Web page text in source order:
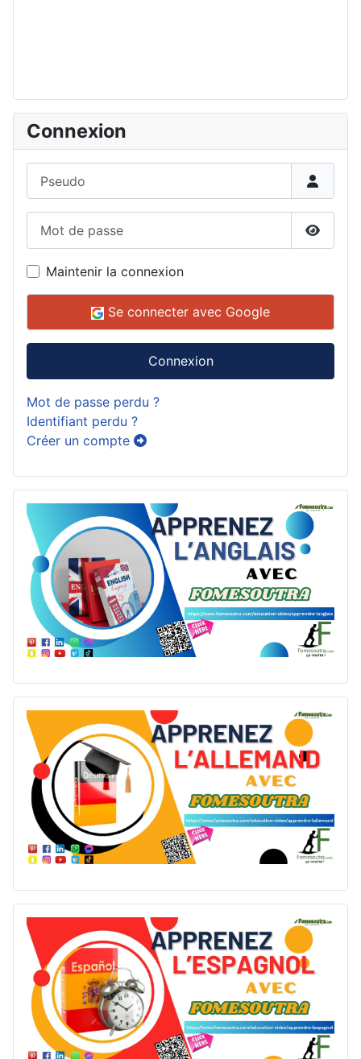
Connexion
Maintenir la connexion
Se connecter avec Google
Connexion
Mot de passe perdu ?
Identifiant perdu ?
Créer un compte